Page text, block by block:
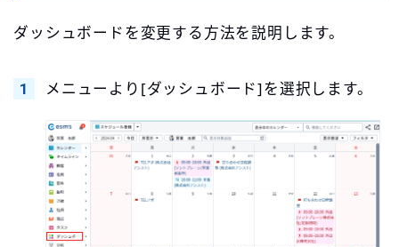
ダッシュボードを変更する方法を説明します。
メニューより[ダッシュボード]を選択します。